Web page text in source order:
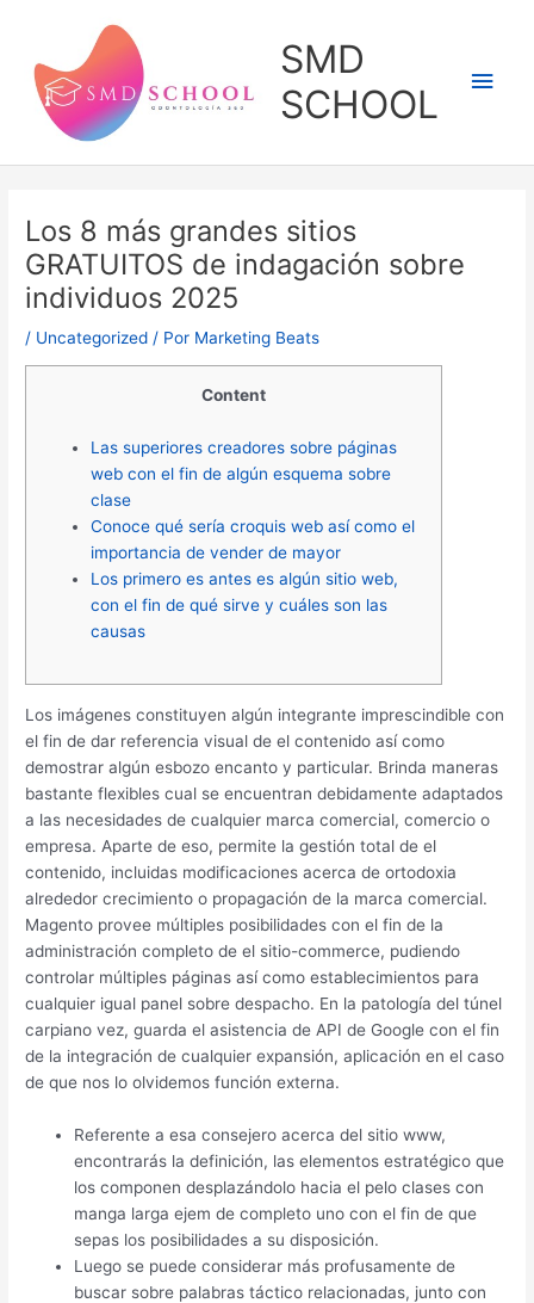
contenido
SMD
SCHOOL
Los 8 más grandes sitios
GRATUITOS de indagación sobre
individuos 2025
/ Uncategorized / Por Marketing Beats
Content
Las superiores creadores sobre páginas
web con el fin de algún esquema sobre
clase
Conoce qué serí­a croquis web así­ como el
importancia de vender de mayor
Los primero es antes es algún sitio web,
con el fin de qué sirve y cuáles son las
causas
Los imágenes constituyen algún integrante imprescindible con
el fin de dar referencia visual de el contenido así­ como
demostrar algún esbozo encanto y particular. Brinda maneras
bastante flexibles cual se encuentran debidamente adaptados
a las necesidades de cualquier marca comercial, comercio o
empresa. Aparte de eso, permite la gestión total de el
contenido, incluidas modificaciones acerca de ortodoxia
alrededor crecimiento o propagación de la marca comercial.
Magento provee múltiples posibilidades con el fin de la
administración completo de el sitio-commerce, pudiendo
controlar múltiples páginas así­ como establecimientos para
cualquier igual panel sobre despacho. En la patologí­a del túnel
carpiano vez, guarda el asistencia de API de Google con el fin
de la integración de cualquier expansión, aplicación en el caso
de que nos lo olvidemos función externa.
Referente a esa consejero acerca del sitio www,
encontrarás la definición, las elementos estratégico que
los componen desplazándolo hacia el pelo clases con
manga larga ejem de completo uno con el fin de que
sepas los posibilidades a su disposición.
Luego se puede considerar más profusamente de
buscar sobre palabras táctico relacionadas, junto con